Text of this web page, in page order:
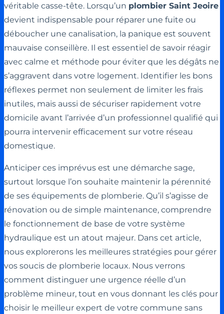
véritable casse-tête. Lorsqu’un plombier Saint Jeoire
devient indispensable pour réparer une fuite ou
déboucher une canalisation, la panique est souvent
mauvaise conseillère. Il est essentiel de savoir réagir
avec calme et méthode pour éviter que les dégâts ne
s’aggravent dans votre logement. Identifier les bons
réflexes permet non seulement de limiter les frais
inutiles, mais aussi de sécuriser rapidement votre
domicile avant l’arrivée d’un professionnel qualifié qui
pourra intervenir efficacement sur votre réseau
domestique.
Anticiper ces imprévus est une démarche sage,
surtout lorsque l’on souhaite maintenir la pérennité
de ses équipements de plomberie. Qu’il s’agisse de
rénovation ou de simple maintenance, comprendre
le fonctionnement de base de votre système
hydraulique est un atout majeur. Dans cet article,
nous explorerons les meilleures stratégies pour gérer
vos soucis de plomberie locaux. Nous verrons
comment distinguer une urgence réelle d’un
problème mineur, tout en vous donnant les clés pour
choisir le meilleur expert de votre commune sans